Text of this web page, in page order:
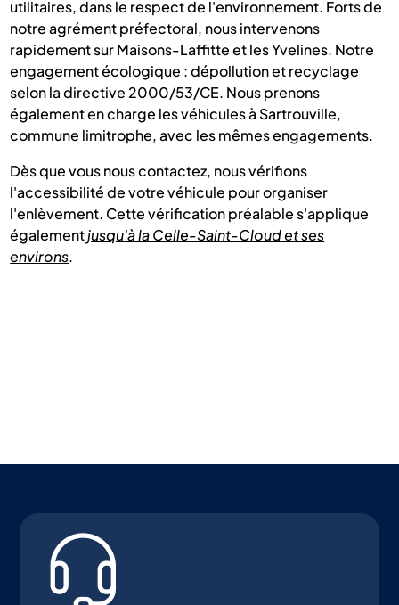
utilitaires, dans le respect de l'environnement. Forts de
notre agrément préfectoral, nous intervenons
rapidement sur Maisons-Laffitte et les Yvelines. Notre
engagement écologique : dépollution et recyclage
selon la directive 2000/53/CE. Nous prenons
également en charge les véhicules à Sartrouville,
commune limitrophe, avec les mêmes engagements.
Dès que vous nous contactez, nous vérifions
l'accessibilité de votre véhicule pour organiser
l'enlèvement. Cette vérification préalable s'applique
égalementjusqu'à la Celle-Saint-Cloud et ses
environs.